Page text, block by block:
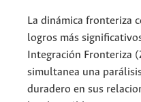
La dinámica fronteriza
logros más
Integración Fronteriza
simultanea una
duradero en sus